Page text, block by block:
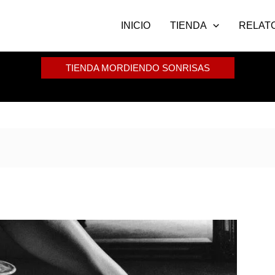
INICIO TIENDA
TIENDA MORDIENDO SONRISAS